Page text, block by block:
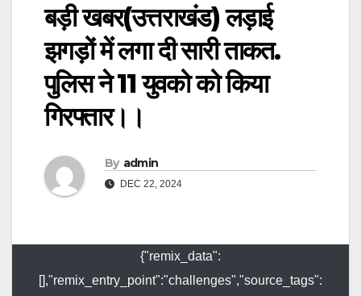
बड़ी खबर(उत्तराखंड) लड़ाई
झगड़ों में लगा दी सारी ताकत.
पुलिस ने 11 युवको को किया
गिरफ्तार।।
By admin
DEC 22, 2024
{"remix_data":
[],"remix_entry_point":"challenges","source_tags":